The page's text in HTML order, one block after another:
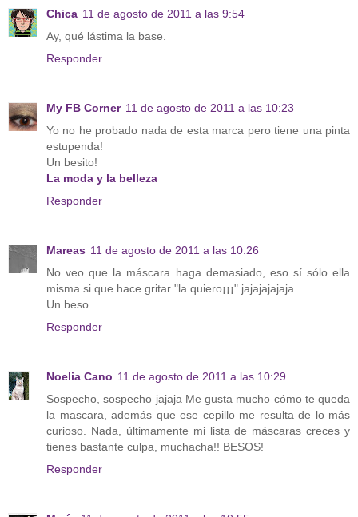
Chica 11 de agosto de 2011 a las 9:54
Ay, qué lástima la base.
Responder
My FB Corner 11 de agosto de 2011 a las 10:23
Yo no he probado nada de esta marca pero tiene una pinta
estupenda!
Un besito!
La moda y la belleza
Responder
Mareas 11 de agosto de 2011 a las 10:26
No veo que la máscara haga demasiado, eso sí sólo ella
misma si que hace gritar "la quiero¡¡¡" jajajajajaja.
Un beso.
Responder
Noelia Cano 11 de agosto de 2011 a las 10:29
Sospecho, sospecho jajaja Me gusta mucho cómo te queda
la mascara, además que ese cepillo me resulta de lo más
curioso. Nada, últimamente mi lista de máscaras creces y
tienes bastante culpa, muchacha!! BESOS!
Responder